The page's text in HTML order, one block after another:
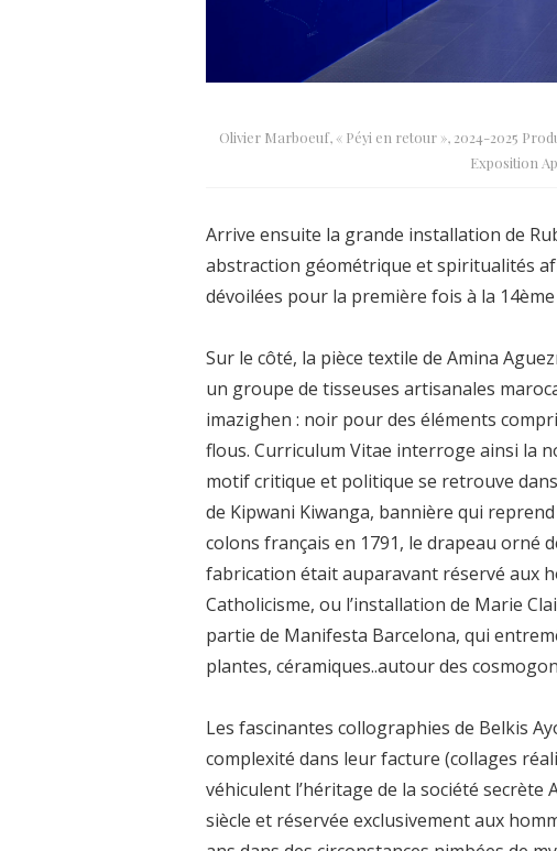
Olivier Marboeuf, « Péyi en retour », 2024-2025
Exposition
Arrive ensuite la grande installation de
abstraction géométrique et spiritualités
dévoilées pour la première fois à la
Sur le côté, la pièce textile de Amina
un groupe de tisseuses artisanales
imazighen : noir pour des éléments
flous. Curriculum Vitae interroge ainsi la
motif critique et politique se retrouve
de Kipwani Kiwanga, bannière qui
colons français en 1791, le drapeau orné
fabrication était auparavant réservé aux
Catholicisme, ou l’installation de Marie
partie de Manifesta Barcelona, qui
plantes, céramiques..autour des
Les fascinantes collographies de Belkis
complexité dans leur facture (collages
véhiculent l’héritage de la société secrète
siècle et réservée exclusivement aux